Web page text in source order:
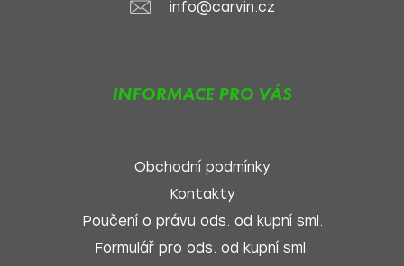
info@carvin.cz
INFORMACE PRO VÁS
Obchodní podmínky
Kontakty
Poučení o právu ods. od kupní sml.
Formulář pro ods. od kupní sml.